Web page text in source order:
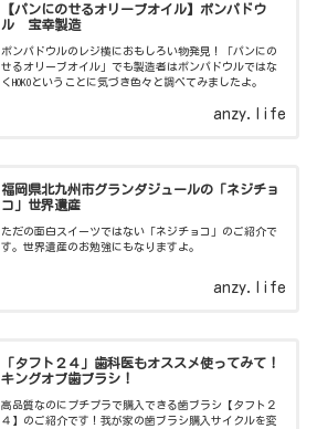
【パンにのせるオリーブオイル】ポンパドウ
ル 宝幸製造
ポンパドウルのレジ横におもしろい物発見！「パンにの
せるオリーブオイル」でも製造者はポンパドウルではな
くHOKOということに気づき色々と調べてみましたよ。
anzy.life
福岡県北九州市グランダジュールの「ネジチョ
コ」世界遺産
ただの面白スイーツではない「ネジチョコ」のご紹介で
す。世界遺産のお勉強にもなりますよ。
anzy.life
「タフト２４」歯科医もオススメ使ってみて！
キングオブ歯ブラシ！
高品質なのにプチプラで購入できる歯ブラシ【タフト２
４】のご紹介です！我が家の歯ブラシ購入サイクルを変